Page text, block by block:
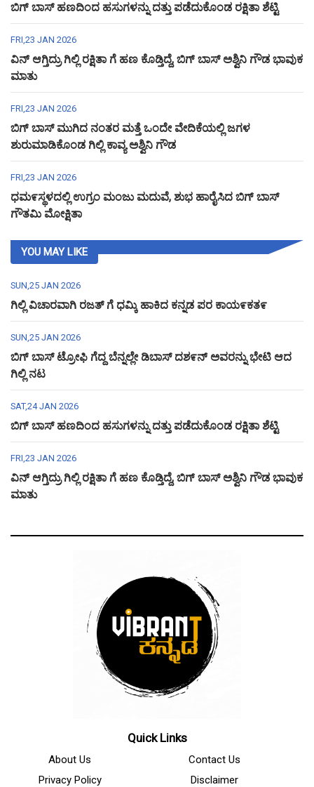
ಬಿಗ್ ಬಾಸ್ ಹಣದಿಂದ ಹಸುಗಳನ್ನು ದತ್ತು ಪಡೆದುಕೊಂಡ ರಕ್ಷಿತಾ ಶೆಟ್ಟಿ
FRI,23 JAN 2026
ವಿನ್ ಆಗ್ತಿದ್ರು ಗಿಲ್ಲಿ ರಕ್ಷಿತಾ ಗೆ ಹಣ ಕೊಡ್ತಿದ್ದೆ, ಬಿಗ್ ಬಾಸ್ ಅಶ್ವಿನಿ ಗೌಡ ಭಾವುಕ
ಮಾತು
FRI,23 JAN 2026
ಬಿಗ್ ಬಾಸ್ ಮುಗಿದ ನಂತರ ಮತ್ತೆ ಒಂದೇ ವೇದಿಕೆಯಲ್ಲಿ ಜಗಳ
ಶುರುಮಾಡಿಕೊಂಡ ಗಿಲ್ಲಿ ಕಾವ್ಯ ಅಶ್ವಿನಿ ಗೌಡ
FRI,23 JAN 2026
ಧಮ೯ಸ್ಥಳದಲ್ಲಿ ಉಗ್ರಂ ಮಂಜು ಮದುವೆ, ಶುಭ ಹಾರೈಸಿದ ಬಿಗ್ ಬಾಸ್
ಗೌತಮಿ ಮೋಕ್ಷಿತಾ
YOU MAY LIKE
SUN,25 JAN 2026
ಗಿಲ್ಲಿ ವಿಚಾರವಾಗಿ ರಜತ್ ಗೆ ಧಮ್ಕಿ ಹಾಕಿದ ಕನ್ನಡ ಪರ ಕಾಯ೯ಕತ೯
SUN,25 JAN 2026
ಬಿಗ್ ಬಾಸ್ ಟ್ರೋಫಿ ಗೆದ್ದ ಬೆನ್ನಲ್ಲೇ ಡಿಬಾಸ್ ದಶ೯ನ್ ಅವರನ್ನು ಭೇಟಿ ಆದ
ಗಿಲ್ಲಿ ನಟ
SAT,24 JAN 2026
ಬಿಗ್ ಬಾಸ್ ಹಣದಿಂದ ಹಸುಗಳನ್ನು ದತ್ತು ಪಡೆದುಕೊಂಡ ರಕ್ಷಿತಾ ಶೆಟ್ಟಿ
FRI,23 JAN 2026
ವಿನ್ ಆಗ್ತಿದ್ರು ಗಿಲ್ಲಿ ರಕ್ಷಿತಾ ಗೆ ಹಣ ಕೊಡ್ತಿದ್ದೆ, ಬಿಗ್ ಬಾಸ್ ಅಶ್ವಿನಿ ಗೌಡ ಭಾವುಕ
ಮಾತು
Quick Links
About Us
Contact Us
Privacy Policy
Disclaimer